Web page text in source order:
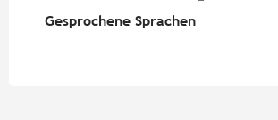
Gesprochene Sprachen
Gesprochene Sprachen